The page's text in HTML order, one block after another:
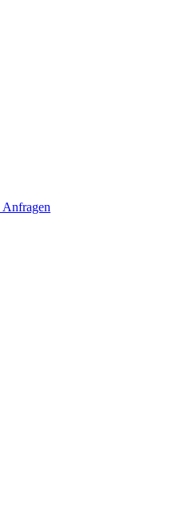
Anfragen